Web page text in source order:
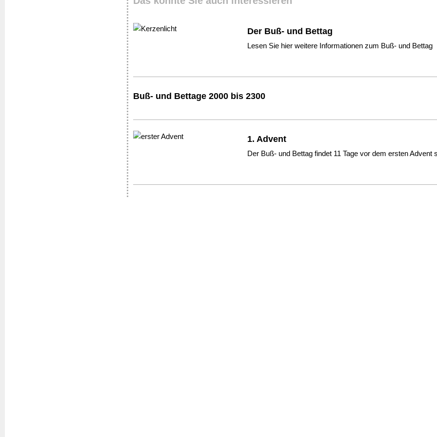
Der Buß- und Bettag
Lesen Sie hier weitere Informationen zum Buß- und Bettag
Buß- und Bettage 2000 bis 2300
1. Advent
Der Buß- und Bettag findet 11 Tage vor dem ersten Advent